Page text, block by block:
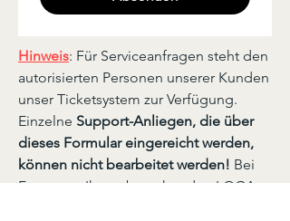
Hinweis: Für Serviceanfragen steht den
autorisierten Personen unserer Kunden
unser Ticketsystem zur Verfügung.
Einzelne Support-Anliegen, die über
dieses Formular eingereicht werden,
können nicht bearbeitet werden! Bei
Fragen zu Ihrem bestehenden LOGA